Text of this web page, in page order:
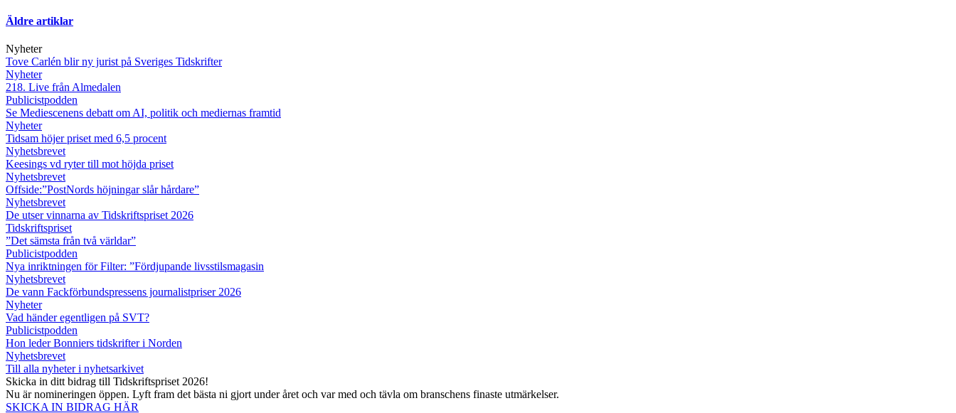
Äldre artiklar
Nyheter
Tove Carlén blir ny jurist på Sveriges Tidskrifter
Nyheter
218. Live från Almedalen
Publicistpodden
Se Mediescenens debatt om AI, politik och mediernas framtid
Nyheter
Tidsam höjer priset med 6,5 procent
Nyhetsbrevet
Keesings vd ryter till mot höjda priset
Nyhetsbrevet
Offside:”PostNords höjningar slår hårdare”
Nyhetsbrevet
De utser vinnarna av Tidskriftspriset 2026
Tidskriftspriset
”Det sämsta från två världar”
Publicistpodden
Nya inriktningen för Filter: ”Fördjupande livsstilsmagasin
Nyhetsbrevet
De vann Fackförbundspressens journalistpriser 2026
Nyheter
Vad händer egentligen på SVT?
Publicistpodden
Hon leder Bonniers tidskrifter i Norden
Nyhetsbrevet
Till alla nyheter i nyhetsarkivet
Skicka in ditt bidrag till Tidskriftspriset 2026!
Nu är nomineringen öppen. Lyft fram det bästa ni gjort under året och var med och tävla om branschens finaste utmärkelser.
SKICKA IN BIDRAG HÄR